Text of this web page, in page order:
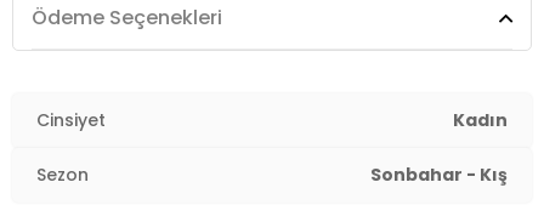
Üretim Yeri :Türkiye
Ödeme Seçenekleri
Cinsiyet Kadın
Sezon Sonbahar - Kış